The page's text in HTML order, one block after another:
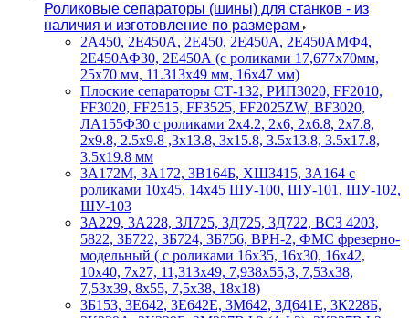
Роликовые сепараторы (шины) для станков - из
наличия и изготовление по размерам
2А450, 2Е450А, 2Е450, 2Е450А, 2Е450АМФ4,
2Е450АФ30, 2Е450А (с роликами 17,677х70мм,
25х70 мм, 11.313х49 мм, 16х47 мм)
Плоские сепараторы СТ-132, РИП3020, FF2010,
FF3020, FF2515, FF3525, FF2025ZW, BF3020,
ЛА155Ф30 с роликами 2х4.2, 2х6, 2х6.8, 2х7.8,
2х9.8, 2.5х9.8 ,3х13.8, 3х15.8, 3.5х13.8, 3.5х17.8,
3.5х19.8 мм
3А172М, 3А172, 3В164Б, ХШ3415, 3А164 с
роликами 10х45, 14х45 ШУ-100, ШУ-101, ШУ-102,
ШУ-103
3А229, 3А228, 3Л725, 3Д725, 3Д722, ВСЗ 4203,
5822, 3Б722, 3Б724, 3Б756, ВРН-2, ФМС фрезерно-
модельный ( с роликами 16х35, 16х30, 16х42,
10х40, 7х27, 11,313х49, 7,938х55,3, 7,53х38,
7,53х39, 8х55, 7,5х38, 18х18)
3Б153, 3Е642, 3Е642Е, 3М642, 3Д641Е, 3К228Б,